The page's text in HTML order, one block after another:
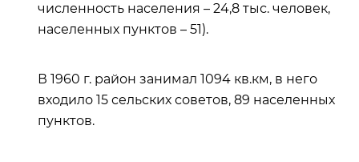
численность населения – 24,8 тыс. человек,
населенных пунктов – 51).
В 1960 г. район занимал 1094 кв.км, в него
входило 15 сельских советов, 89 населенных
пунктов.